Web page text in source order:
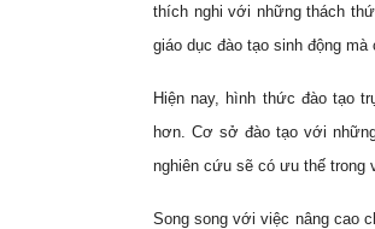
thích nghi với những thách
giáo dục đào tạo sinh động
Hiện nay, hình thức đào tạo
hơn. Cơ sở đào tạo với
nghiên cứu sẽ có ưu thế trong
Song song với việc nâng cao